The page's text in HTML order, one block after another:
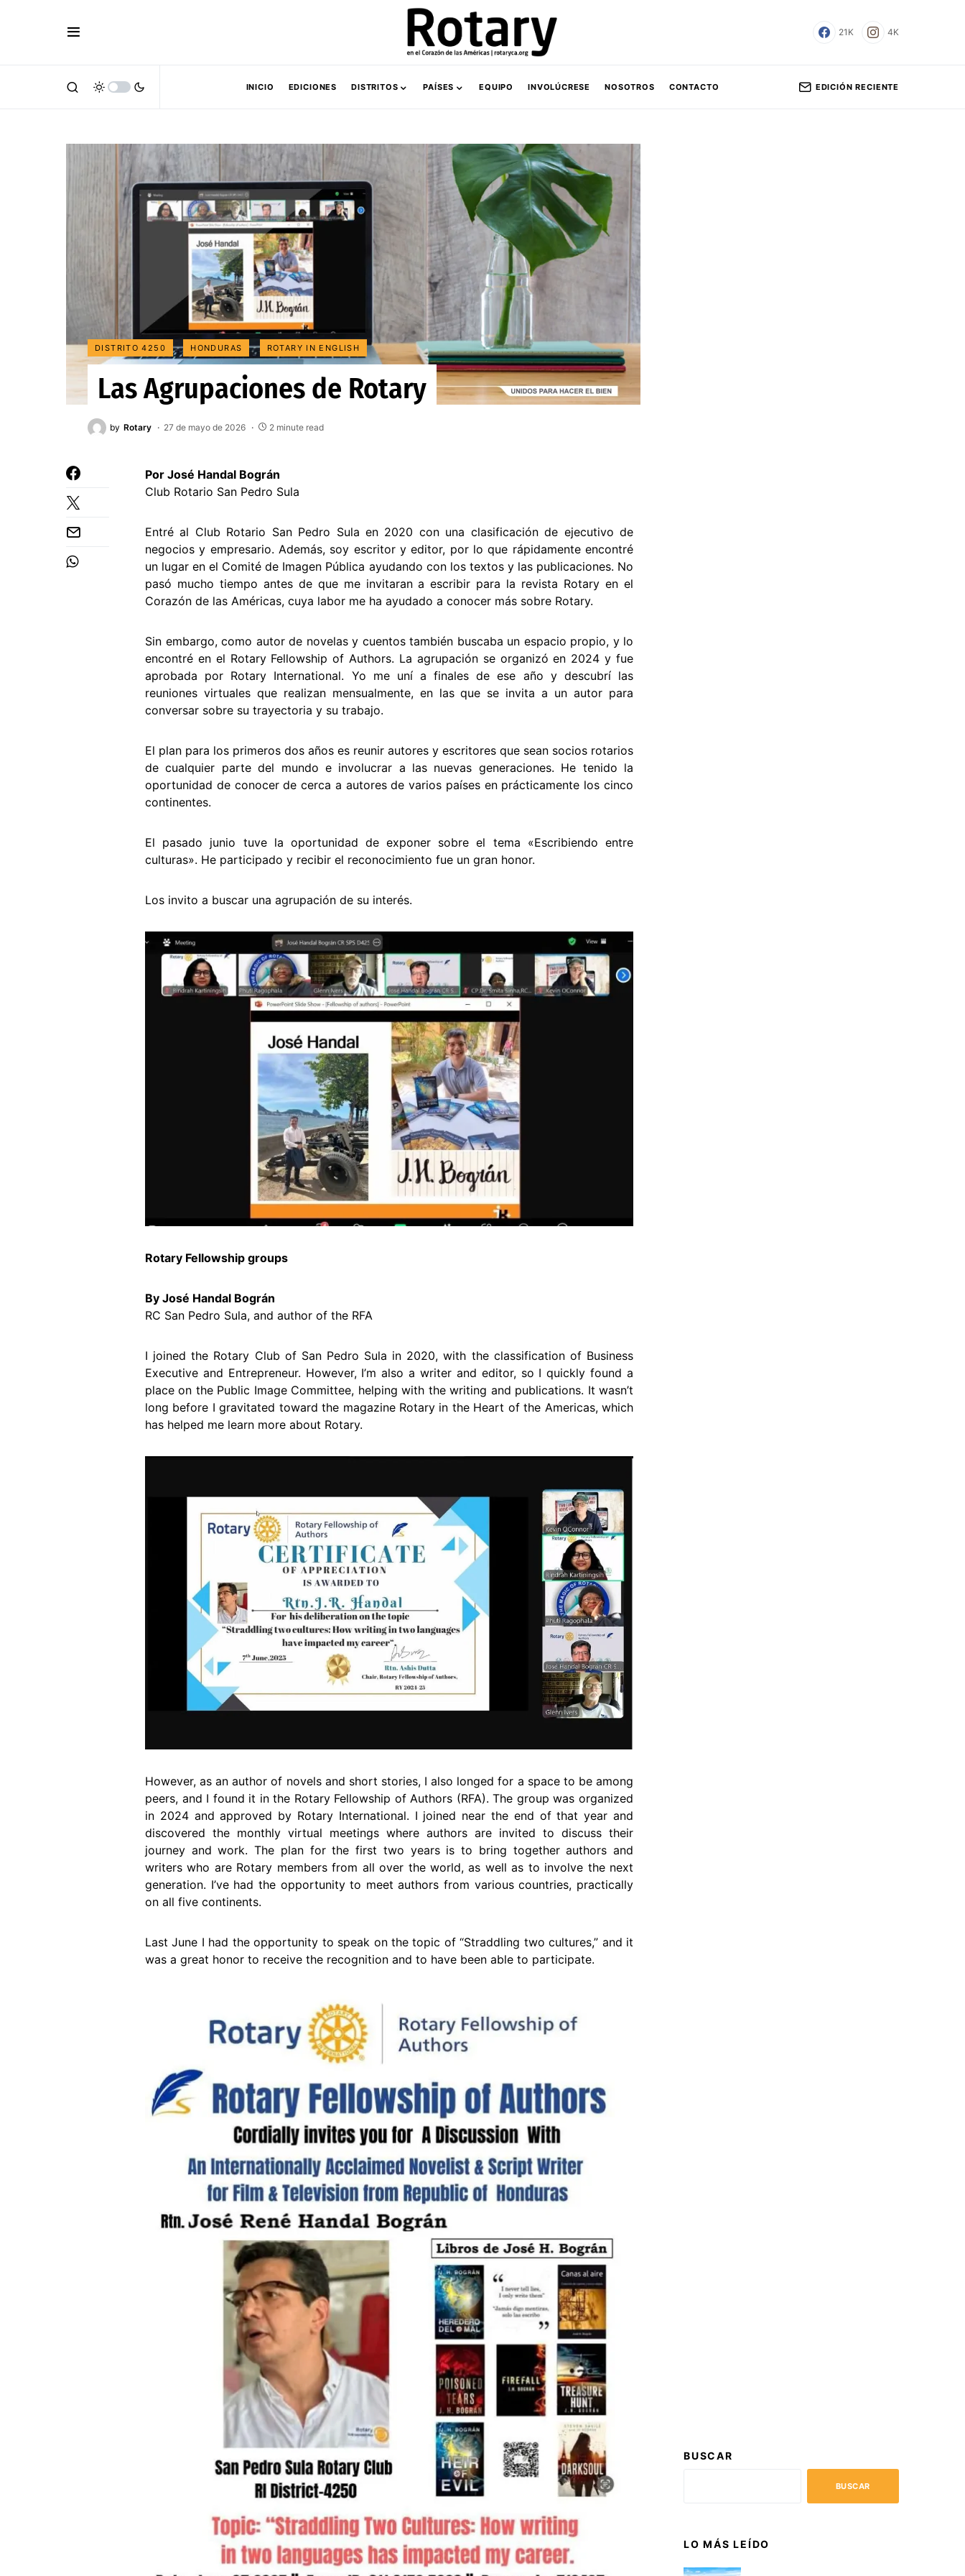
21K 4K
INICIO EDICIONES DISTRITOS PAÍSES EQUIPO INVOLÚCRESE NOSOTROS CONTACTO EDICIÓN RECIENTE
DISTRITO 4250 HONDURAS ROTARY IN ENGLISH
Las Agrupaciones de Rotary
by Rotary 27 de mayo de 2026 2 minute read
Por José Handal Bográn
Club Rotario San Pedro Sula
Entré al Club Rotario San Pedro Sula en 2020 con una clasificación de ejecutivo de
negocios y empresario. Además, soy escritor y editor, por lo que rápidamente encontré
un lugar en el Comité de Imagen Pública ayudando con los textos y las publicaciones. No
pasó mucho tiempo antes de que me invitaran a escribir para la revista Rotary en el
Corazón de las Américas, cuya labor me ha ayudado a conocer más sobre Rotary.
Sin embargo, como autor de novelas y cuentos también buscaba un espacio propio, y lo
encontré en el Rotary Fellowship of Authors. La agrupación se organizó en 2024 y fue
aprobada por Rotary International. Yo me uní a finales de ese año y descubrí las
reuniones virtuales que realizan mensualmente, en las que se invita a un autor para
conversar sobre su trayectoria y su trabajo.
El plan para los primeros dos años es reunir autores y escritores que sean socios rotarios
de cualquier parte del mundo e involucrar a las nuevas generaciones. He tenido la
oportunidad de conocer de cerca a autores de varios países en prácticamente los cinco
continentes.
El pasado junio tuve la oportunidad de exponer sobre el tema «Escribiendo entre
culturas». He participado y recibir el reconocimiento fue un gran honor.
Los invito a buscar una agrupación de su interés.
Rotary Fellowship groups
By José Handal Bográn
RC San Pedro Sula, and author of the RFA
I joined the Rotary Club of San Pedro Sula in 2020, with the classification of Business
Executive and Entrepreneur. However, I’m also a writer and editor, so I quickly found a
place on the Public Image Committee, helping with the writing and publications. It wasn’t
long before I gravitated toward the magazine Rotary in the Heart of the Americas, which
has helped me learn more about Rotary.
However, as an author of novels and short stories, I also longed for a space to be among
peers, and I found it in the Rotary Fellowship of Authors (RFA). The group was organized
in 2024 and approved by Rotary International. I joined near the end of that year and
discovered the monthly virtual meetings where authors are invited to discuss their
journey and work. The plan for the first two years is to bring together authors and
writers who are Rotary members from all over the world, as well as to involve the next
generation. I’ve had the opportunity to meet authors from various countries, practically
on all five continents.
Last June I had the opportunity to speak on the topic of “Straddling two cultures,” and it
was a great honor to receive the recognition and to have been able to participate.
BUSCAR
BUSCAR
LO MÁS LEÍDO